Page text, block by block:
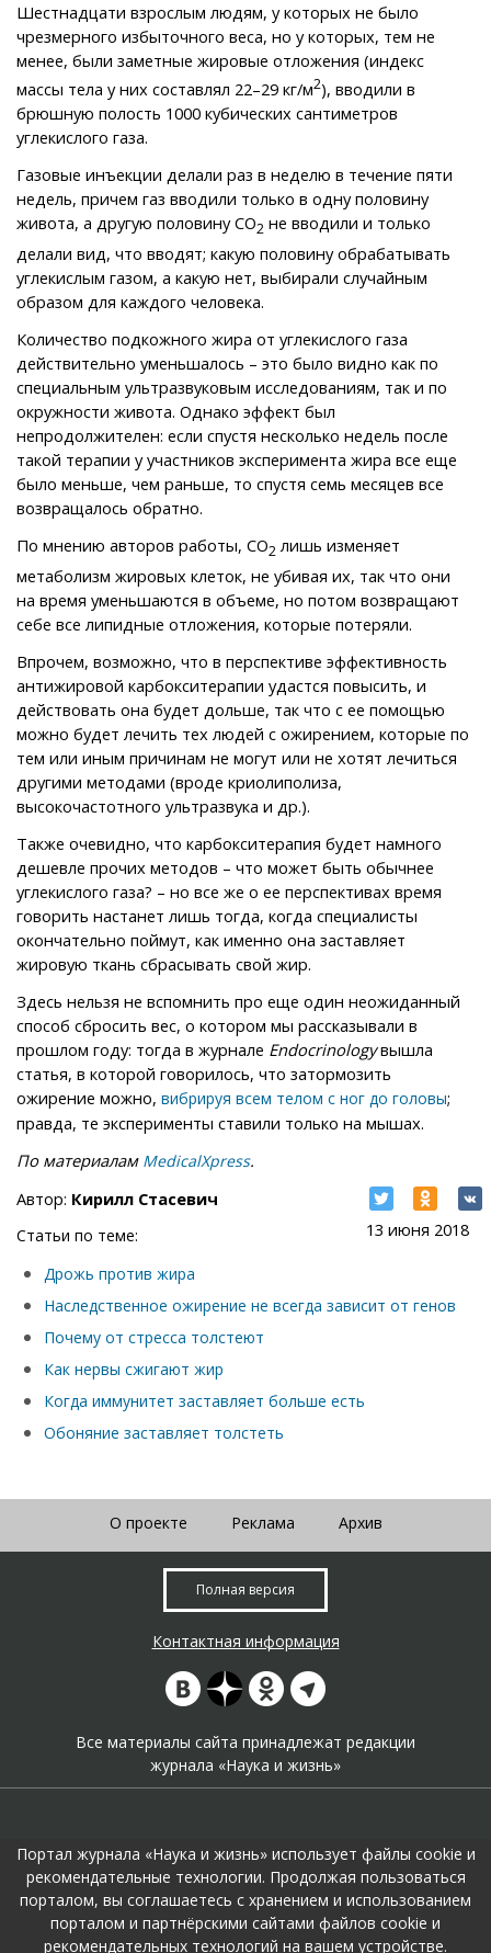
Шестнадцати взрослым людям, у которых не было
чрезмерного избыточного веса, но у которых, тем не
менее, были заметные жировые отложения (индекс
массы тела у них составлял 22–29 кг/м2), вводили в
брюшную полость 1000 кубических сантиметров
углекислого газа.
Газовые инъекции делали раз в неделю в течение пяти
недель, причем газ вводили только в одну половину
живота, а другую половину СО2 не вводили и только
делали вид, что вводят; какую половину обрабатывать
углекислым газом, а какую нет, выбирали случайным
образом для каждого человека.
Количество подкожного жира от углекислого газа
действительно уменьшалось – это было видно как по
специальным ультразвуковым исследованиям, так и по
окружности живота. Однако эффект был
непродолжителен: если спустя несколько недель после
такой терапии у участников эксперимента жира все еще
было меньше, чем раньше, то спустя семь месяцев все
возвращалось обратно.
По мнению авторов работы, СО2 лишь изменяет
метаболизм жировых клеток, не убивая их, так что они
на время уменьшаются в объеме, но потом возвращают
себе все липидные отложения, которые потеряли.
Впрочем, возможно, что в перспективе эффективность
антижировой карбокситерапии удастся повысить, и
действовать она будет дольше, так что с ее помощью
можно будет лечить тех людей с ожирением, которые по
тем или иным причинам не могут или не хотят лечиться
другими методами (вроде криолиполиза,
высокочастотного ультразвука и др.).
Также очевидно, что карбокситерапия будет намного
дешевле прочих методов – что может быть обычнее
углекислого газа? – но все же о ее перспективах время
говорить настанет лишь тогда, когда специалисты
окончательно поймут, как именно она заставляет
жировую ткань сбрасывать свой жир.
Здесь нельзя не вспомнить про еще один неожиданный
способ сбросить вес, о котором мы рассказывали в
прошлом году: тогда в журнале Endocrinologyвышла
статья, в которой говорилось, что затормозить
ожирение можно, вибрируя всем телом с ног до головы;
правда, те эксперименты ставили только на мышах.
По материалам MedicalXpress.
13 июня 2018
Автор: Кирилл Стасевич
Статьи по теме:
Дрожь против жира
Наследственное ожирение не всегда зависит от генов
Почему от стресса толстеют
Как нервы сжигают жир
Когда иммунитет заставляет больше есть
Обоняние заставляет толстеть
О проекте Реклама Архив
Полная версия
Контактная информация
Все материалы сайта принадлежат редакции
журнала «Наука и жизнь»
На портале применяютсярекомендательные технологии
Продолжая пользоваться порталом вы соглашаетесь с их
Портал журнала «Наука и жизнь» использует файлы cookie и
рекомендательные технологии. Продолжая пользоваться
порталом, вы соглашаетесь с хранением и использованием
порталом и партнёрскими сайтами файлов cookie и
рекомендательных технологий на вашем устройстве.